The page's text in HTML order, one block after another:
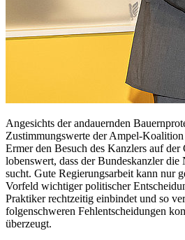
Angesichts der andauernden
Zustimmungswerte der Ampel-
Ermer den Besuch des Kanzlers auf der
lobenswert, dass der Bundeskanzler die
sucht. Gute Regierungsarbeit kann nur
Vorfeld wichtiger politischer
Praktiker rechtzeitig einbindet und so
folgenschweren Fehlentscheidungen
überzeugt.